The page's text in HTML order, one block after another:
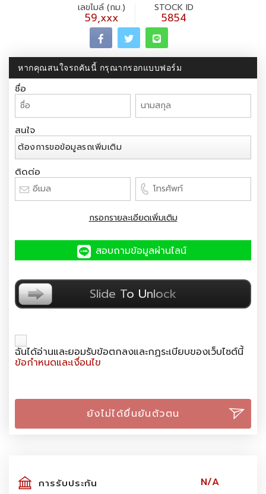
เลขไมล์ (กม.)
59,xxx
STOCK ID
5854
หากคุณสนใจรถคันนี้ กรุณากรอกแบบฟอร์ม
ชื่อ
สนใจ
ติดต่อ
กรอกรายละเอียดเพิ่มเติม
สอบถามข้อมูลผ่านไลน์
ยืนยันตัวตน Slide To Unlock
ฉันได้อ่านและยอมรับข้อตกลงและกฏระเบียบของเว็บไซต์นี้
ข้อกำหนดและเงื่อนไข
ยังไม่ได้ยื่นยันตัวตน
การรับประกัน N/A